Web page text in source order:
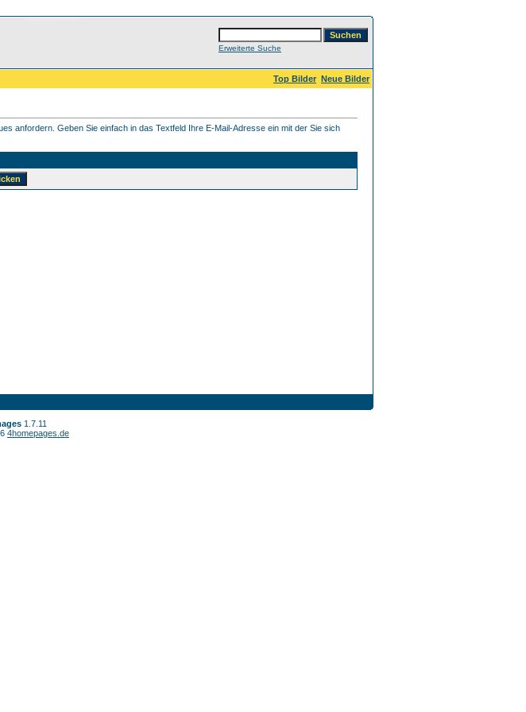
Erweiterte Suche
Top Bilder Neue Bilder
anfordern. Geben Sie einfach in das Textfeld Ihre E-Mail-Adresse ein mit der Sie sich
1.7.11
4homepages.de